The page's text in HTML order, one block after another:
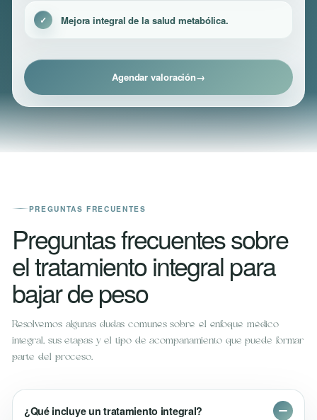
Mejora integral de la salud metabólica.
Agendar valoración→
PREGUNTAS FRECUENTES
Preguntas frecuentes sobre
el tratamiento integral para
bajar de peso
Resolvemos algunas dudas comunes sobre el enfoque médico
integral, sus etapas y el tipo de acompañamiento que puede formar
parte del proceso.
¿Qué incluye un tratamiento integral?